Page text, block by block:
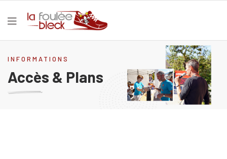
INFORMATIONS
Accès & Plans